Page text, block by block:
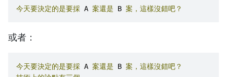
今天要決定的是要採 A 案還是 B 案，這樣沒錯吧？
或者：
今天要決定的是要採 A 案還是 B 案，這樣沒錯吧？